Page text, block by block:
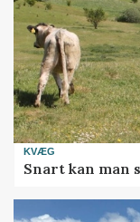
KVÆG
Snart kan man